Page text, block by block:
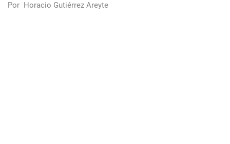
Por Horacio Gutiérrez Areyte